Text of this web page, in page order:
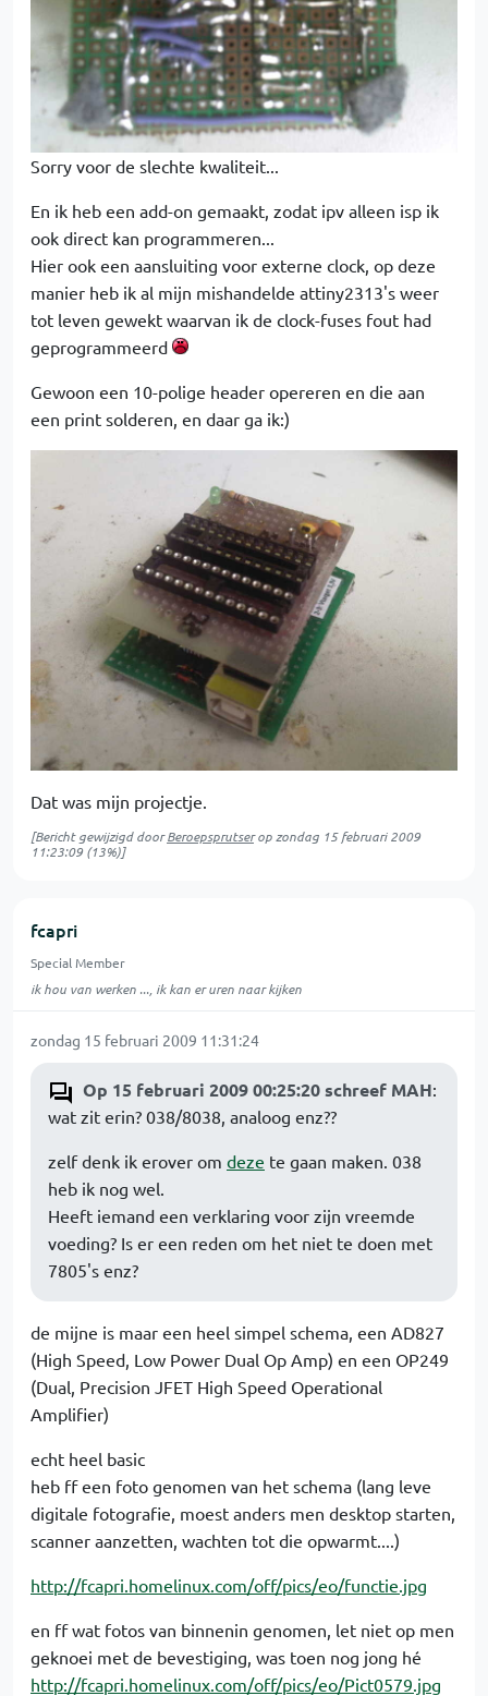
Sorry voor de slechte kwaliteit...
En ik heb een add-on gemaakt, zodat ipv alleen isp ik
ook direct kan programmeren...
Hier ook een aansluiting voor externe clock, op deze
manier heb ik al mijn mishandelde attiny2313's weer
tot leven gewekt waarvan ik de clock-fuses fout had
geprogrammeerd
Gewoon een 10-polige header opereren en die aan
een print solderen, en daar ga ik:)
Dat was mijn projectje.
[Bericht gewijzigd doorBeroepsprutserop zondag 15 februari 2009
11:23:09(13%)]
fcapri
Special Member
ik hou van werken ..., ik kan er uren naar kijken
zondag 15 februari 2009 11:31:24
Op 15 februari 2009 00:25:20 schreef MAH:
wat zit erin? 038/8038, analoog enz??
zelf denk ik erover om deze te gaan maken. 038
heb ik nog wel.
Heeft iemand een verklaring voor zijn vreemde
voeding? Is er een reden om het niet te doen met
7805's enz?
de mijne is maar een heel simpel schema, een AD827
(High Speed, Low Power Dual Op Amp) en een OP249
(Dual, Precision JFET High Speed Operational
Amplifier)
echt heel basic
heb ff een foto genomen van het schema (lang leve
digitale fotografie, moest anders men desktop starten,
scanner aanzetten, wachten tot die opwarmt....)
http://fcapri.homelinux.com/off/pics/eo/functie.jpg
en ff wat fotos van binnenin genomen, let niet op men
geknoei met de bevestiging, was toen nog jong hé
http://fcapri.homelinux.com/off/pics/eo/Pict0579.jpg